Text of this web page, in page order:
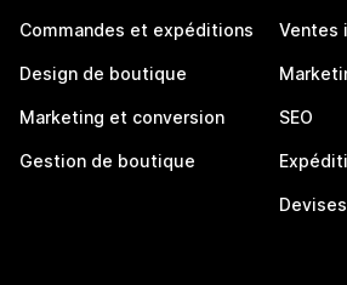
Commandes et expéditions
Design de boutique
Marketing et conversion
Gestion de boutique
Ventes
SEO